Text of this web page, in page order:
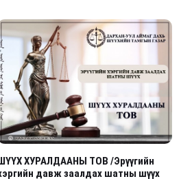
ХУРАЛДААНЫ ТОВ /Эрүүгийн
давж заалдах шатны шүүх